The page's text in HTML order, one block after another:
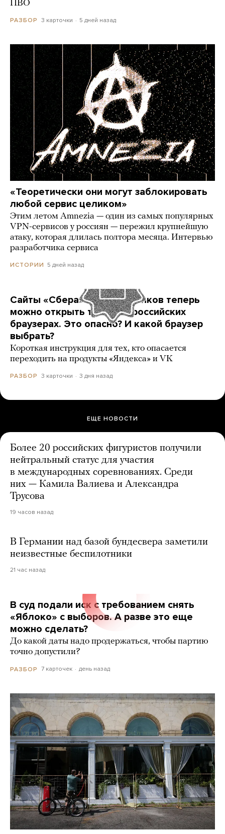
ПВО
РАЗБОР 3 карточки 5 дней назад
«Теоретически они могут заблокировать
любой сервис целиком»
Этим летом Amnezia — один из самых популярных
VPN-сервисов у россиян — пережил крупнейшую
атаку, которая длилась полтора месяца. Интервью
разработчика сервиса
ИСТОРИИ 5 дней назад
Сайты «Сбера» и других банков теперь
можно открыть только в российских
браузерах. Это опасно? И какой браузер
выбрать?
Короткая инструкция для тех, кто опасается
переходить на продукты «Яндекса» и VK
РАЗБОР 3 карточки 3 дня назад
ЕЩЕ НОВОСТИ
Более 20 российских фигуристов получили
нейтральный статус для участия
в международных соревнованиях. Среди
них — Камила Валиева и Александра
Трусова
19 часов назад
В Германии над базой бундесвера заметили
неизвестные беспилотники
21 час назад
В суд подали иск с требованием снять
«Яблоко» с выборов. А разве это еще
можно сделать?
До какой даты надо продержаться, чтобы партию
точно допустили?
РАЗБОР 7 карточек день назад